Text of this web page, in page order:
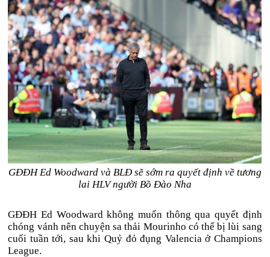
GĐĐH Ed Woodward và BLĐ sẽ sớm ra quyết định về tương
lai HLV người Bồ Đào Nha
GĐĐH Ed Woodward không muốn thông qua quyết định
chóng vánh nên chuyện sa thải Mourinho có thể bị lùi sang
cuối tuần tới, sau khi Quỷ đỏ đụng Valencia ở Champions
League.